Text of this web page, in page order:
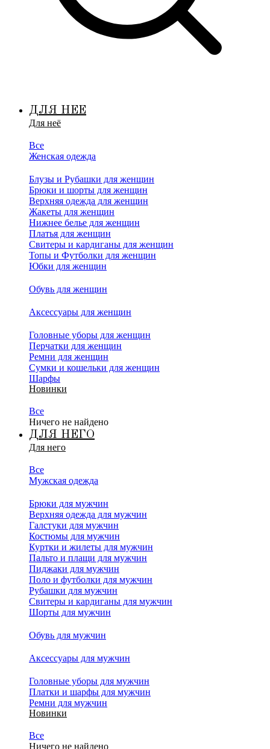
ДЛЯ НЕЕ
Для неё
Все
Женская одежда
Блузы и Рубашки для женщин
Брюки и шорты для женщин
Верхняя одежда для женщин
Жакеты для женщин
Нижнее белье для женщин
Платья для женщин
Свитеры и кардиганы для женщин
Топы и Футболки для женщин
Юбки для женщин
Обувь для женщин
Аксессуары для женщин
Головные уборы для женщин
Перчатки для женщин
Ремни для женщин
Сумки и кошельки для женщин
Шарфы
Новинки
Все
Ничего не найдено
ДЛЯ НЕГО
Для него
Все
Мужская одежда
Брюки для мужчин
Верхняя одежда для мужчин
Галстуки для мужчин
Костюмы для мужчин
Куртки и жилеты для мужчин
Пальто и плащи для мужчин
Пиджаки для мужчин
Поло и футболки для мужчин
Рубашки для мужчин
Свитеры и кардиганы для мужчин
Шорты для мужчин
Обувь для мужчин
Аксессуары для мужчин
Головные уборы для мужчин
Платки и шарфы для мужчин
Ремни для мужчин
Новинки
Все
Ничего не найдено